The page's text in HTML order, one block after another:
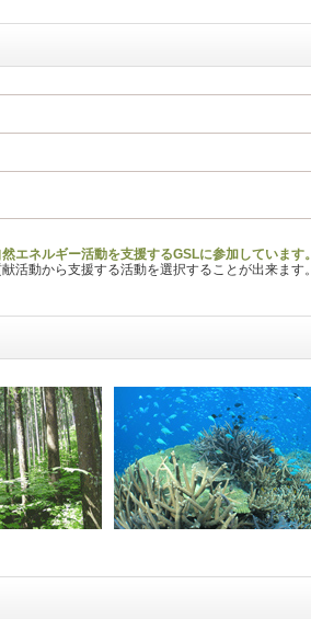
エネルギー活動を支援するGSLに参加しています。
活動から支援する活動を選択することが出来ます。